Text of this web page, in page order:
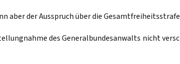
aber der Ausspruch über die
des Generalbundesanwalts nicht